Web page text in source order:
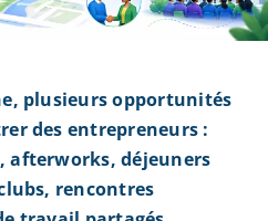
plusieurs opportunités
des entrepreneurs :
afterworks, déjeuners
rencontres